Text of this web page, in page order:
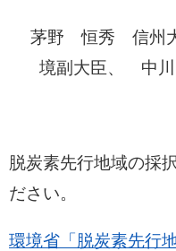
茅野 恒秀 信州
境副大臣、 中
脱炭素先行地域の採
ださい。
環境省「脱炭素先行